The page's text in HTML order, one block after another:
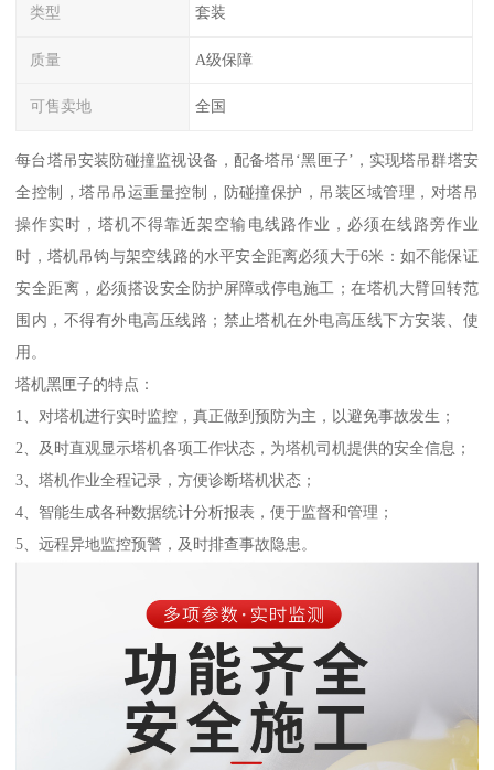
类型 套装
质量 A级保障
可售卖地 全国
每台塔吊安装防碰撞监视设备，配备塔吊‘黑匣子’，实现塔吊群塔安
全控制，塔吊吊运重量控制，防碰撞保护，吊装区域管理，对塔吊
操作实时，塔机不得靠近架空输电线路作业，必须在线路旁作业
时，塔机吊钩与架空线路的水平安全距离必须大于6米：如不能保证
安全距离，必须搭设安全防护屏障或停电施工；在塔机大臂回转范
围内，不得有外电高压线路；禁止塔机在外电高压线下方安装、使
用。
塔机黑匣子的特点：
1、对塔机进行实时监控，真正做到预防为主，以避免事故发生；
2、及时直观显示塔机各项工作状态，为塔机司机提供的安全信息；
3、塔机作业全程记录，方便诊断塔机状态；
4、智能生成各种数据统计分析报表，便于监督和管理；
5、远程异地监控预警，及时排查事故隐患。